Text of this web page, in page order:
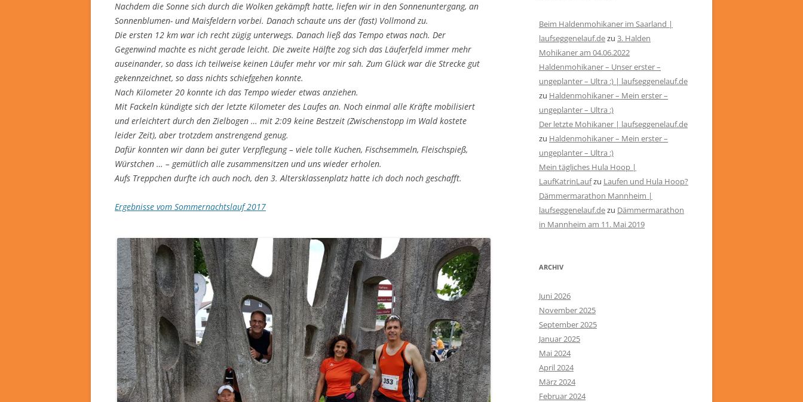
Nachdem die Sonne sich durch die Wolken gekämpft hatte, liefen wir in den Sonnenuntergang, an
Sonnenblumen- und Maisfeldern vorbei. Danach schaute uns der (fast) Vollmond zu.
Die ersten 12 km war ich recht zügig unterwegs. Danach ließ das Tempo etwas nach. Der
Gegenwind machte es nicht gerade leicht. Die zweite Hälfte zog sich das Läuferfeld immer mehr
auseinander, so dass ich teilweise keinen Läufer mehr vor mir sah. Zum Glück war die Strecke gut
gekennzeichnet, so dass nichts schiefgehen konnte.
Nach Kilometer 20 konnte ich das Tempo wieder etwas anziehen.
Mit Fackeln kündigte sich der letzte Kilometer des Laufes an. Noch einmal alle Kräfte mobilisiert
und erleichtert durch den Zielbogen … mit 2:09 keine Bestzeit (Zwischenstopp im Wald kostete
leider Zeit), aber trotzdem anstrengend genug.
Dafür konnten wir dann bei guter Verpflegung – viele tolle Kuchen, Fischsemmeln, Fleischspieß,
Würstchen … – gemütlich alle zusammensitzen und uns wieder erholen.
Aufs Treppchen durfte ich auch noch, den 3. Altersklassenplatz hatte ich doch noch geschafft.
Ergebnisse vom Sommernachtslauf 2017
Beim Haldenmohikaner im Saarland |
laufseggenelauf.dezu 3. Halden
Mohikaner am 04.06.2022
Haldenmohikaner – Unser erster –
ungeplanter – Ultra :) | laufseggenelauf.de
zu Haldenmohikaner – Mein erster –
ungeplanter – Ultra :)
Der letzte Mohikaner | laufseggenelauf.de
zu Haldenmohikaner – Mein erster –
ungeplanter – Ultra :)
Mein tägliches Hula Hoop |
LaufKatrinLaufzu Laufen und Hula Hoop?
Dämmermarathon Mannheim |
laufseggenelauf.dezu Dämmermarathon
in Mannheim am 11. Mai 2019
ARCHIV
Juni 2026
November 2025
September 2025
Januar 2025
Mai 2024
April 2024
März 2024
Februar 2024